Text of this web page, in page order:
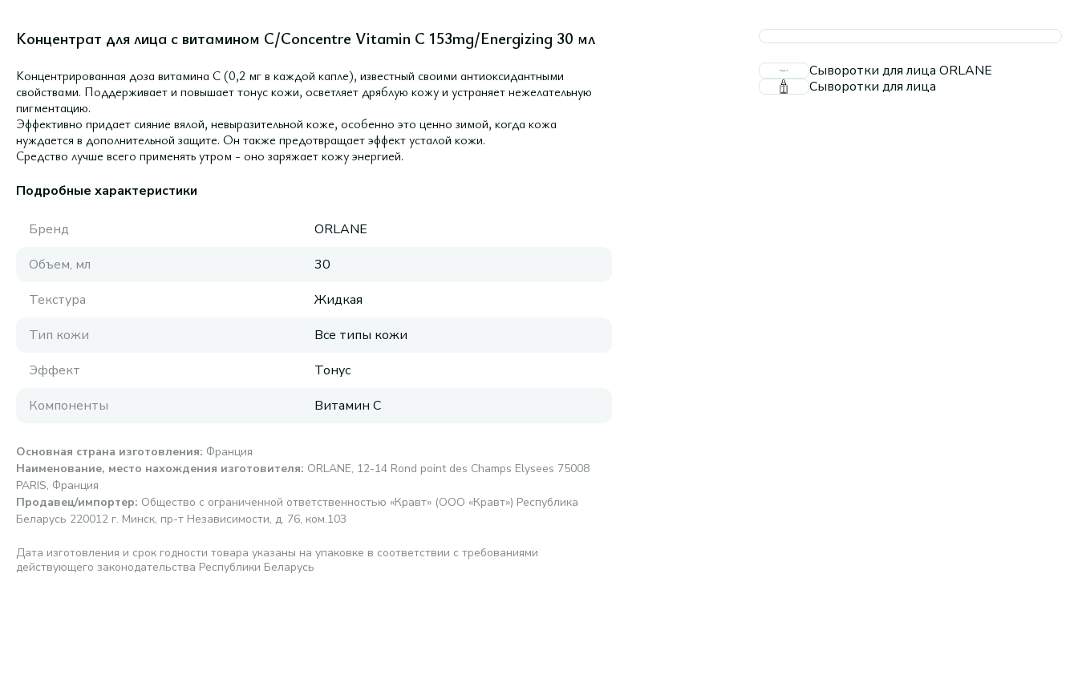
Концентрат для лица с витамином С/Concentre Vitamin C 153mg/Energizing 30 мл
Концентрированная доза витамина С (0,2 мг в каждой капле), известный своими антиоксидантными
свойствами. Поддерживает и повышает тонус кожи, осветляет дряблую кожу и устраняет нежелательную
пигментацию.
Эффективно придает сияние вялой, невыразительной коже, особенно это ценно зимой, когда кожа
нуждается в дополнительной защите. Он также предотвращает эффект усталой кожи.
Средство лучше всего применять утром - оно заряжает кожу энергией.
Подробные характеристики
Бренд
ORLANE
Объем, мл
30
Текстура
Жидкая
Тип кожи
Все типы кожи
Эффект
Тонус
Компоненты
Витамин C
Основная страна изготовления: Франция
Наименование, место нахождения изготовителя: ORLANE, 12-14 Rond point des Champs Elysees 75008
PARIS, Франция
Продавец/импортер: Общество с ограниченной ответственностью «Кравт» (ООО «Кравт») Республика
Беларусь 220012 г. Минск, пр-т Независимости, д. 76, ком.103
Дата изготовления и срок годности товара указаны на упаковке в соответствии с требованиями
действующего законодательства Республики Беларусь
Сыворотки для лица ORLANE
Сыворотки для лица